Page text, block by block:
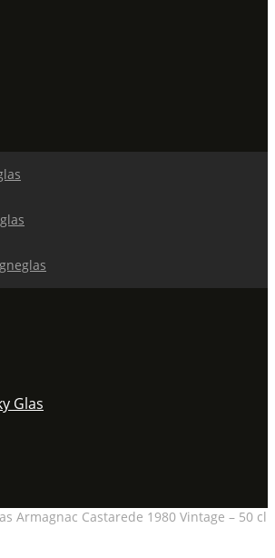
Glas
Armagnac Castarede 1980 Vintage – 50 cl